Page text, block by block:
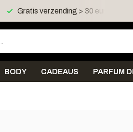
Gratis verzending > 30 euro in NL
BODY CADEAUS PARFUM